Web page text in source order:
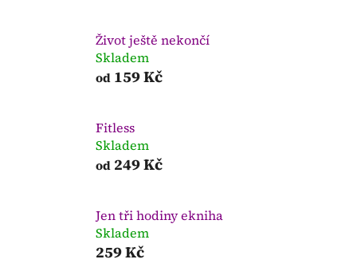
Život ještě nekončí
Skladem
od 159 Kč
Fitless
Skladem
od 249 Kč
Jen tři hodiny ekniha
Skladem
259 Kč